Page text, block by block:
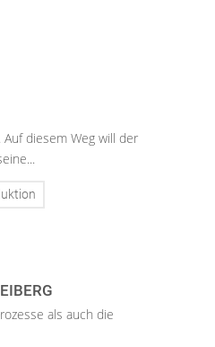
diesem Weg will der
als auch die